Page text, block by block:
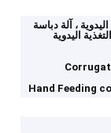
، آلة دباسة
اليدوية
Hand Feeding